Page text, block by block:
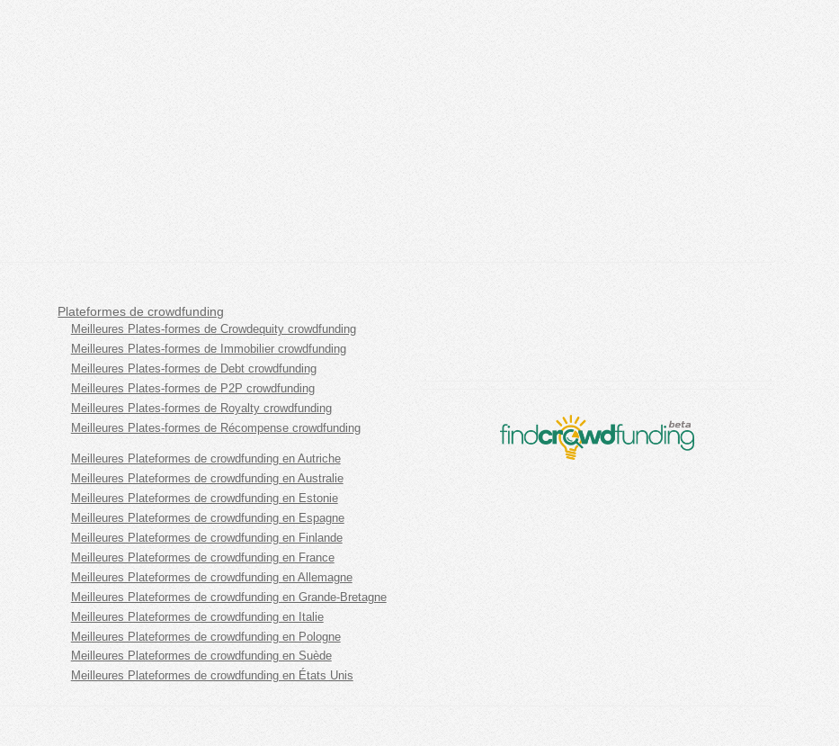
Plateformes de crowdfunding
Meilleures Plates-formes de Crowdequity crowdfunding
Meilleures Plates-formes de Immobilier crowdfunding
Meilleures Plates-formes de Debt crowdfunding
Meilleures Plates-formes de P2P crowdfunding
Meilleures Plates-formes de Royalty crowdfunding
Meilleures Plates-formes de Récompense crowdfunding
Meilleures Plateformes de crowdfunding en Autriche
Meilleures Plateformes de crowdfunding en Australie
Meilleures Plateformes de crowdfunding en Estonie
Meilleures Plateformes de crowdfunding en Espagne
Meilleures Plateformes de crowdfunding en Finlande
Meilleures Plateformes de crowdfunding en France
Meilleures Plateformes de crowdfunding en Allemagne
Meilleures Plateformes de crowdfunding en Grande-Bretagne
Meilleures Plateformes de crowdfunding en Italie
Meilleures Plateformes de crowdfunding en Pologne
Meilleures Plateformes de crowdfunding en Suède
Meilleures Plateformes de crowdfunding en États Unis